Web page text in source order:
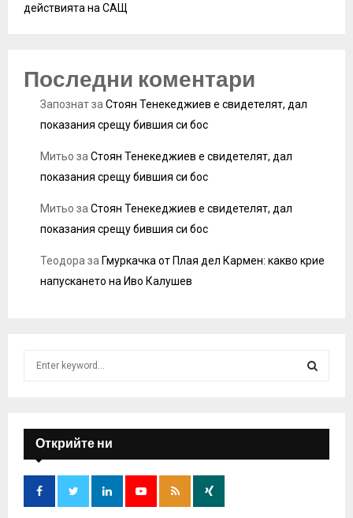
действията на САЩ
Последни коментари
Запознатза Стоян Тенекеджиев е свидетелят, дал
показания срещу бившия си бос
Митьо за Стоян Тенекеджиев е свидетелят, дал
показания срещу бившия си бос
Митьо за Стоян Тенекеджиев е свидетелят, дал
показания срещу бившия си бос
Теодора за Гмуркачка от Плая дел Кармен: какво крие
напускането на Иво Калушев
f
o
:
E
A
Открийте ни